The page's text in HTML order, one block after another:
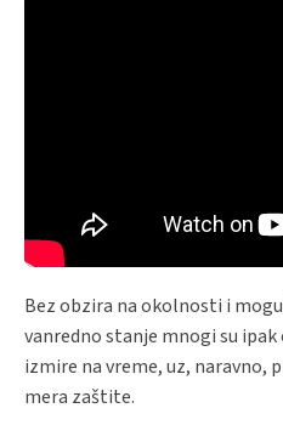
Bez obzira na okolnosti i
vanredno stanje mnogi su
izmire na vreme, uz, naravno,
mera zaštite.